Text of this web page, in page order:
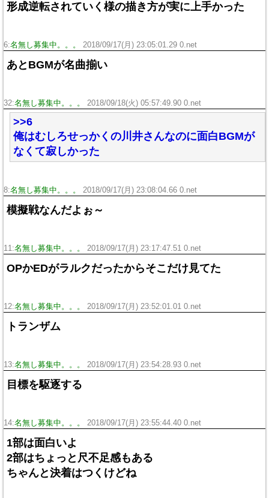
形成逆転されていく様の描き方が実に上手かった
6:名無し募集中。。。 2018/09/17(月) 23:05:01.29 0.net
あとBGMが名曲揃い
32:名無し募集中。。。 2018/09/18(火) 05:57:49.90 0.net
>>6
俺はむしろせっかくの川井さんなのに面白BGMが
なくて寂しかった
8:名無し募集中。。。 2018/09/17(月) 23:08:04.66 0.net
模擬戦なんだよぉ～
11:名無し募集中。。。 2018/09/17(月) 23:17:47.51 0.net
OPかEDがラルクだったからそこだけ見てた
12:名無し募集中。。。 2018/09/17(月) 23:52:01.01 0.net
トランザム
13:名無し募集中。。。 2018/09/17(月) 23:54:28.93 0.net
目標を駆逐する
14:名無し募集中。。。 2018/09/17(月) 23:55:44.40 0.net
1部は面白いよ
2部はちょっと尺不足感もある
ちゃんと決着はつくけどね